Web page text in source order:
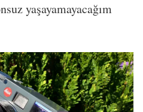
yaşayamayacağım